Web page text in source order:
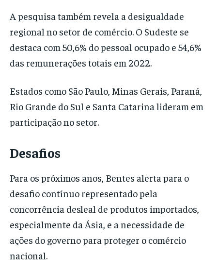
A pesquisa também revela a desigualdade
regional no setor de comércio. O Sudeste se
destaca com 50,6% do pessoal ocupado e 54,6%
das remunerações totais em 2022.
Estados como São Paulo, Minas Gerais, Paraná,
Rio Grande do Sul e Santa Catarina lideram em
participação no setor.
Desafios
Para os próximos anos, Bentes alerta para o
desafio contínuo representado pela
concorrência desleal de produtos importados,
especialmente da Ásia, e a necessidade de
ações do governo para proteger o comércio
nacional.